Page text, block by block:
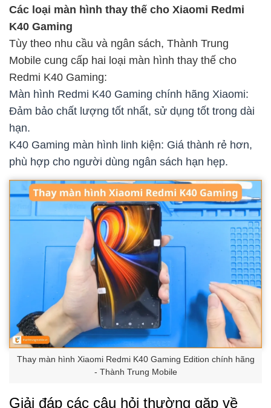
Các loại màn hình thay thế cho Xiaomi Redmi
K40 Gaming
Tùy theo nhu cầu và ngân sách, Thành Trung
Mobile cung cấp hai loại màn hình thay thế cho
Redmi K40 Gaming:
Màn hình Redmi K40 Gaming chính hãng Xiaomi:
Đảm bảo chất lượng tốt nhất, sử dụng tốt trong dài
hạn.
K40 Gaming màn hình linh kiện: Giá thành rẻ hơn,
phù hợp cho người dùng ngân sách hạn hẹp.
Thay màn hình Xiaomi Redmi K40 Gaming Edition chính hãng
- Thành Trung Mobile
Giải đáp các câu hỏi thường gặp về